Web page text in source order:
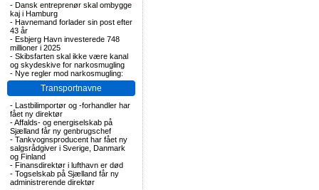
- Dansk entreprenør skal ombygge
kaj i Hamburg
- Havnemand forlader sin post efter
43 år
- Esbjerg Havn investerede 748
millioner i 2025
- Skibsfarten skal ikke være kanal
og skydeskive for narkosmugling
- Nye regler mod narkosmugling:
Transportnavne
- Lastbilimportør og -forhandler har
fået ny direktør
-Affalds- og energiselskab på
Sjælland får ny genbrugschef
- Tankvognsproducent har fået ny
salgsrådgiver i Sverige, Danmark
og Finland
- Finansdirektør i lufthavn er død
- Togselskab på Sjælland får ny
administrerende direktør